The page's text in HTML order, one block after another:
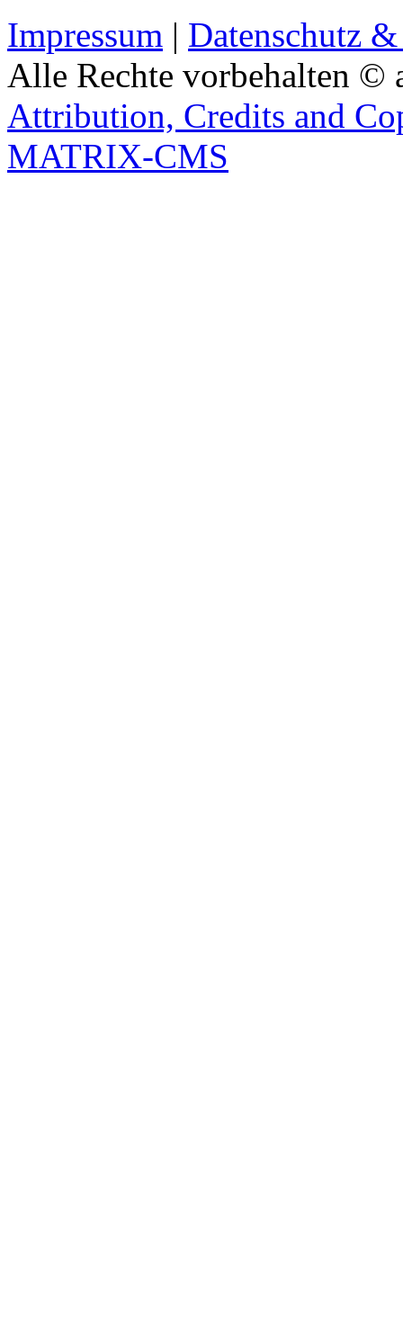
Impressum | Datenschutz
Alle Rechte vorbehalten ©
Attribution, Credits and
MATRIX-CMS